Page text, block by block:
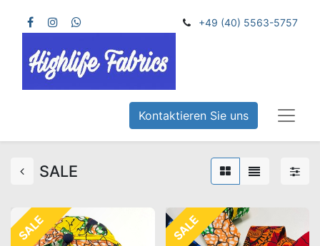
+49 (40) 5563-5757
Kontaktieren Sie uns
SALE
SALE SALE